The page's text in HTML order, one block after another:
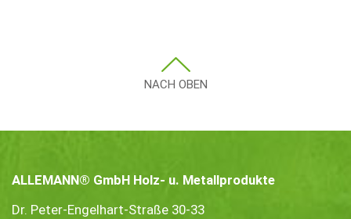
NACH OBEN
ALLEMANN® GmbH Holz- u. Metallprodukte
Dr. Peter-Engelhart-Straße 30-33